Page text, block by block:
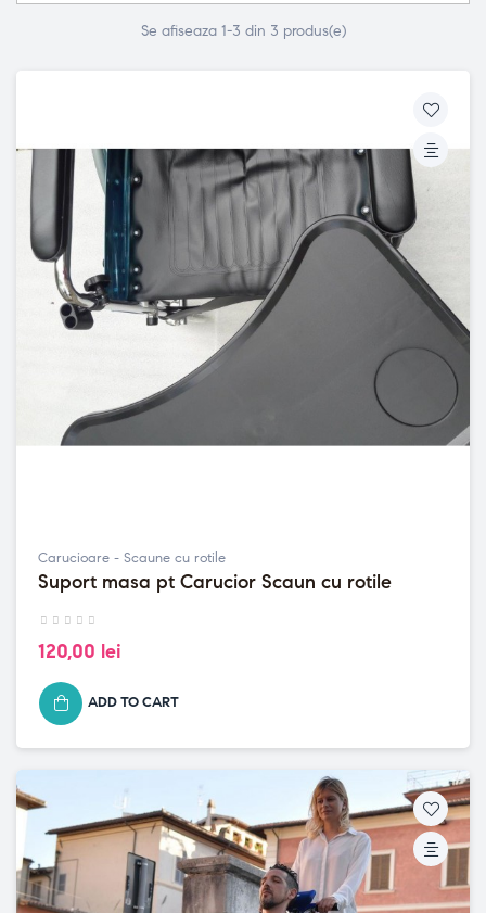
Se afiseaza 1-3 din 3 produs(e)
Carucioare - Scaune cu rotile
Suport masa pt Carucior Scaun cu rotile
120,00 lei
ADD TO CART